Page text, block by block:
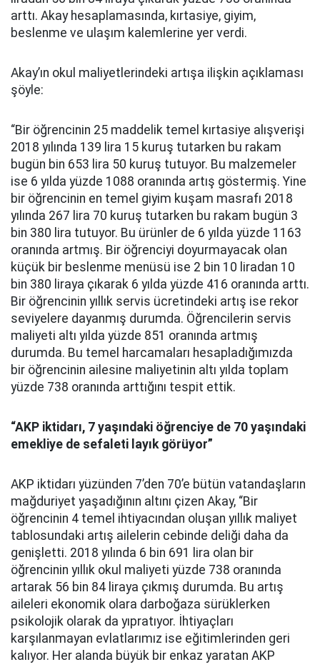
arttı. Akay hesaplamasında, kırtasiye, giyim,
beslenme ve ulaşım kalemlerine yer verdi.
Akay’ın okul maliyetlerindeki artışa ilişkin açıklaması
şöyle:
“Bir öğrencinin 25 maddelik temel kırtasiye alışverişi
2018 yılında 139 lira 15 kuruş tutarken bu rakam
bugün bin 653 lira 50 kuruş tutuyor. Bu malzemeler
ise 6 yılda yüzde 1088 oranında artış göstermiş. Yine
bir öğrencinin en temel giyim kuşam masrafı 2018
yılında 267 lira 70 kuruş tutarken bu rakam bugün 3
bin 380 lira tutuyor. Bu ürünler de 6 yılda yüzde 1163
oranında artmış. Bir öğrenciyi doyurmayacak olan
küçük bir beslenme menüsü ise 2 bin 10 liradan 10
bin 380 liraya çıkarak 6 yılda yüzde 416 oranında arttı.
Bir öğrencinin yıllık servis ücretindeki artış ise rekor
seviyelere dayanmış durumda. Öğrencilerin servis
maliyeti altı yılda yüzde 851 oranında artmış
durumda. Bu temel harcamaları hesapladığımızda
bir öğrencinin ailesine maliyetinin altı yılda toplam
yüzde 738 oranında arttığını tespit ettik.
“AKP iktidarı, 7 yaşındaki öğrenciye de 70 yaşındaki
emekliye de sefaleti layık görüyor”
AKP iktidarı yüzünden 7’den 70’e bütün vatandaşların
mağduriyet yaşadığının altını çizen Akay, “Bir
öğrencinin 4 temel ihtiyacından oluşan yıllık maliyet
tablosundaki artış ailelerin cebinde deliği daha da
genişletti. 2018 yılında 6 bin 691 lira olan bir
öğrencinin yıllık okul maliyeti yüzde 738 oranında
artarak 56 bin 84 liraya çıkmış durumda. Bu artış
aileleri ekonomik olara darboğaza sürüklerken
psikolojik olarak da yıpratıyor. İhtiyaçları
karşılanmayan evlatlarımız ise eğitimlerinden geri
kalıyor. Her alanda büyük bir enkaz yaratan AKP